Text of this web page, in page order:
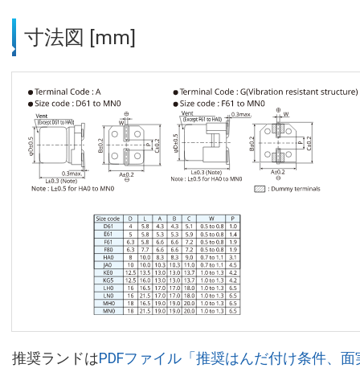
寸法図 [mm]
推奨ランドはPDFファイル「推奨はんだ付け条件、面